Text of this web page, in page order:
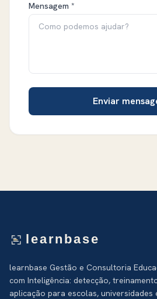
Mensagem *
Enviar
learnbase
learnbase Gestão e Consultoria
com Inteligência: detecção,
aplicação para escolas, universidades